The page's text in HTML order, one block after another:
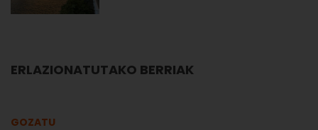
ERLAZIONATUTAKO BERRIAK
GOZATU